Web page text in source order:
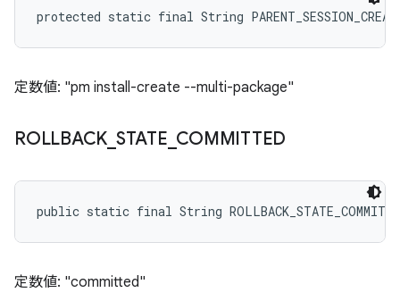
protected static final String
定数値: "pm install-create --multi-package"
ROLLBACK STATE COMMITTED
public static final String
定数値: "committed"